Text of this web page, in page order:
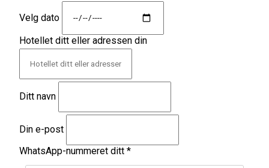
Velg dato
Hotellet ditt eller adressen din
Ditt navn
Din e-post
WhatsApp-nummeret ditt *